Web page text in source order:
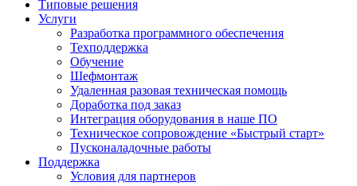
Типовые решения
Услуги
Разработка программного обеспечения
Техподдержка
Обучение
Шефмонтаж
Удаленная разовая техническая помощь
Доработка под заказ
Интеграция оборудования в наше ПО
Техническое сопровождение «Быстрый старт»
Пусконаладочные работы
Поддержка
Условия для партнеров